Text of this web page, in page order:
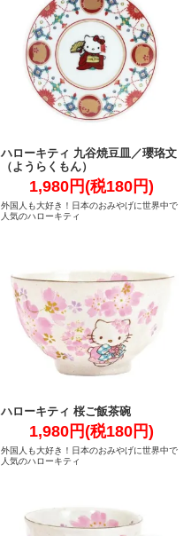
ハローキティ 九谷焼豆皿／瓔珞文
（ようらくもん）
1,980円(税180円)
外国人も大好き！日本のおみやげに世界中で
人気のハローキティ
ハローキティ 桜ご飯茶碗
1,980円(税180円)
外国人も大好き！日本のおみやげに世界中で
人気のハローキティ